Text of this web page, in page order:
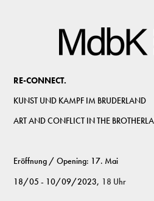
RE-CONNECT.
KUNST UND KAMPF IM BRUDERLAND
ART AND CONFLICT IN THE
Eröffnung / Opening: 17. Mai
18/05 - 10/09/2023, 18 Uhr